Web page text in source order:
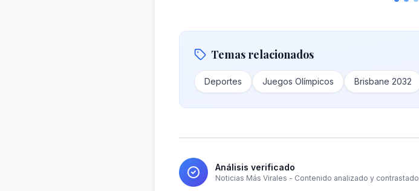
Temas relacionados
Deportes Juegos Olímpicos Brisbane 2032
Análisis verificado
Noticias Más Virales - Contenido analizado y contrastado